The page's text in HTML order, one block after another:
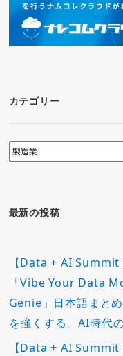
カテゴリー
カ
テ
ー
最新の投稿
【Data + AI Summit
「Vibe Your Data
Genie」日本語まと
を強くする。AI時代
【Data + AI Summit